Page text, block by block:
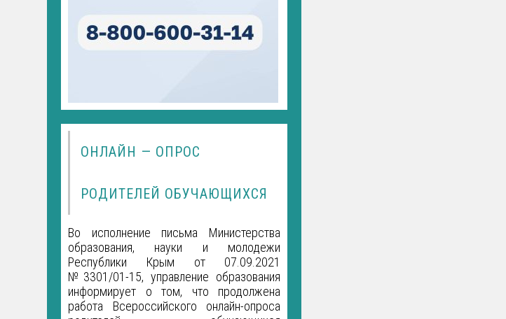
ОНЛАЙН — ОПРОС
РОДИТЕЛЕЙ ОБУЧАЮЩИХСЯ
Во исполнение письма Министерства
образования, науки и молодежи
Республики Крым от 07.09.2021
№3301/01-15, управление образования
информирует о том, что продолжена
работа Всероссийского онлайн-опроса